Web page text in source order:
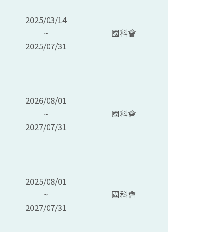
2025/03/14
~
2025/07/31
國科會
2026/08/01
~
2027/07/31
國科會
2025/08/01
~
2027/07/31
國科會